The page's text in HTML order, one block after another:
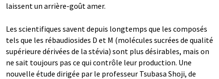
laissent un arrière-goût amer.
Les scientifiques savent depuis longtemps que les composés
tels que les rébaudiosides D et M (molécules sucrées de qualité
supérieure dérivées de la stévia) sont plus désirables, mais on
ne sait toujours pas ce qui contrôle leur production. Une
nouvelle étude dirigée par le professeur Tsubasa Shoji, de